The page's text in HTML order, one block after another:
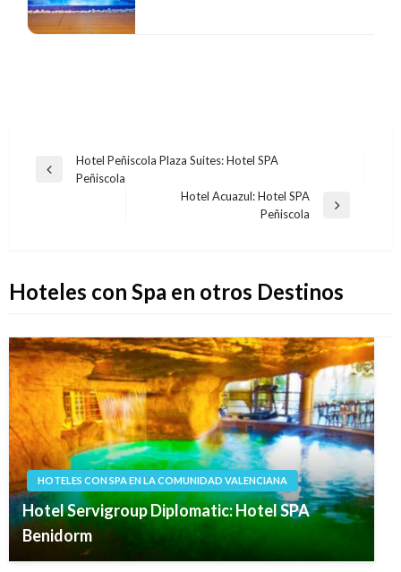
Navegación
Entrada
Hotel Peñiscola Plaza Suites: Hotel SPA
Peñiscola
Hotel Acuazul: Hotel SPA
Peñiscola
Hoteles con Spa en otros Destinos
HOTELES CON SPA EN LA COMUNIDAD VALENCIANA
Hotel Servigroup Diplomatic: Hotel SPA
Benidorm